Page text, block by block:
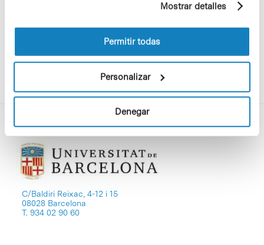
información sobre las cookies puede consultar
la Política de cookies del sitio web.
Mostrar detalles
Permitir todas
Personalizar
Denegar
C/Baldiri Reixac, 4-12 i 15
08028 Barcelona
T. 934 02 90 60